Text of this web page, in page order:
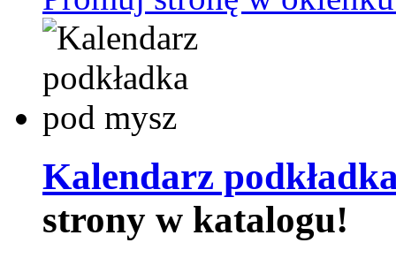
Kalendarz
strony w katalogu!